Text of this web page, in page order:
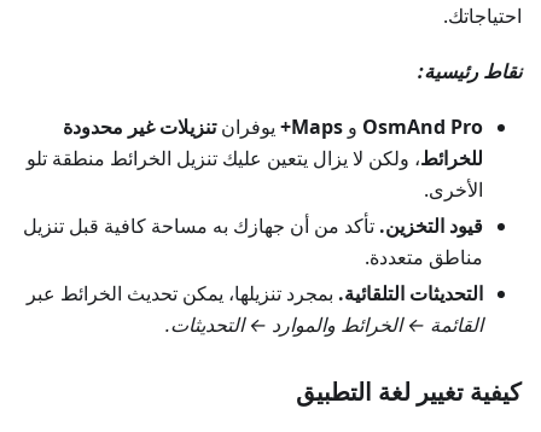
احتياجاتك.
نقاط رئيسية:
OsmAnd Pro و Maps+ يوفرانتنزيلات غير محدودة
للخرائط، ولكن لا يزال يتعين عليك تنزيل الخرائط منطقة تلو
الأخرى.
قيود التخزين. تأكد من أن جهازك به مساحة كافية قبل تنزيل
مناطق متعددة.
التحديثات التلقائية. بمجرد تنزيلها، يمكن تحديث الخرائط عبر
القائمة ← الخرائط والموارد ← التحديثات.
كيفية تغيير لغة التطبيق